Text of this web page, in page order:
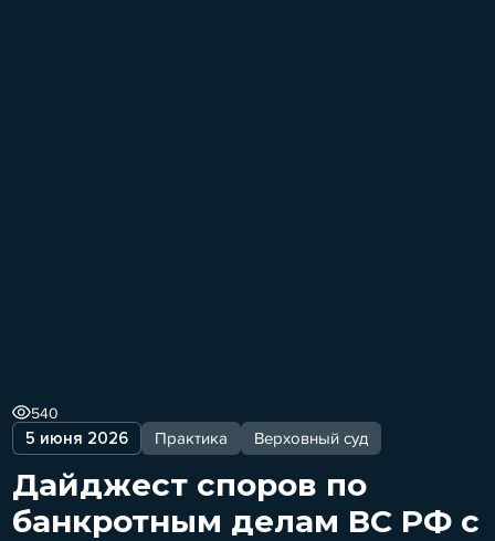
5 июня 2026 Практика Верховный суд
540
Дайджест споров по
банкротным делам ВС РФ с